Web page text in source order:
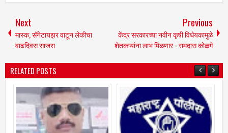
Next
मास्क, सॅनेटायझर वाटून लेकीचा
वाढदिवस साजरा
Previous
केंद्र सरकारच्या नवीन कृषी विधेयकामुळे
शेतकऱ्यांना लाभ मिळणार - रामदास कोळगे
RELATED POSTS